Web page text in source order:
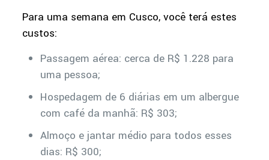
Para uma semana em Cusco, você terá estes
custos:
Passagem aérea: cerca de R$ 1.228 para
uma pessoa;
Hospedagem de 6 diárias em um albergue
com café da manhã: R$ 303;
Almoço e jantar médio para todos esses
dias: R$ 300;